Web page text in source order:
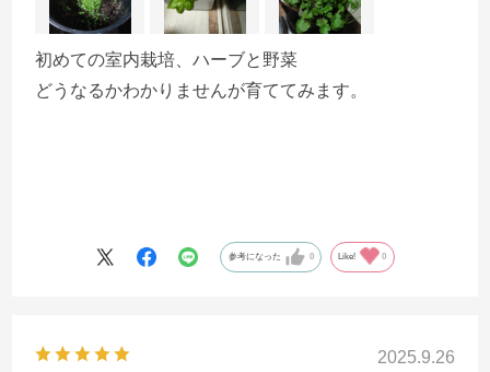
初めての室内栽培、ハーブと野菜
どうなるかわかりませんが育ててみます。
参考になった 0 Like! 0
2025.9.26